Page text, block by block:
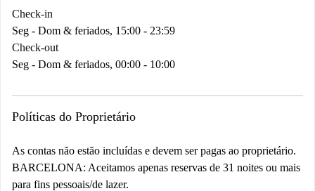
Check-in
Seg - Dom & feriados, 15:00 - 23:59
Check-out
Seg - Dom & feriados, 00:00 - 10:00
Políticas do Proprietário
As contas não estão incluídas e devem ser pagas ao proprietário.
BARCELONA: Aceitamos apenas reservas de 31 noites ou mais
para fins pessoais/de lazer.